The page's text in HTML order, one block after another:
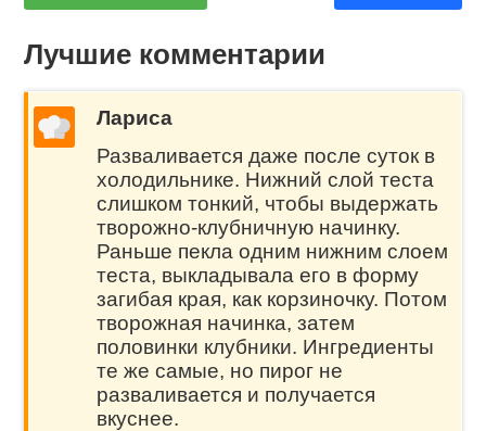
Лучшие комментарии
Лариса
Разваливается даже после суток в
холодильнике. Нижний слой теста
слишком тонкий, чтобы выдержать
творожно-клубничную начинку.
Раньше пекла одним нижним слоем
теста, выкладывала его в форму
загибая края, как корзиночку. Потом
творожная начинка, затем
половинки клубники. Ингредиенты
те же самые, но пирог не
разваливается и получается
вкуснее.